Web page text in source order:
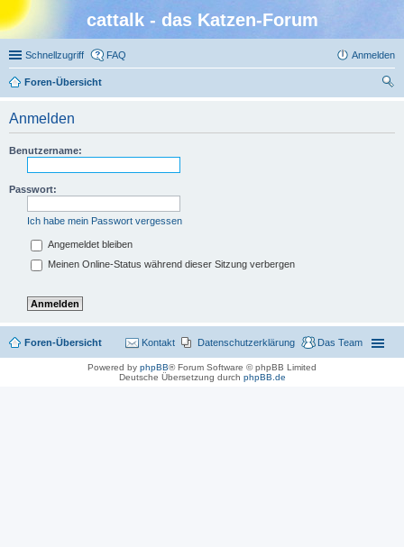
cattalk - das Katzen-Forum
Schnellzugriff FAQ Anmelden
Foren-Übersicht
Anmelden
Benutzername:
Passwort:
Ich habe mein Passwort vergessen
Angemeldet bleiben
Meinen Online-Status während dieser Sitzung verbergen
Foren-Übersicht Das Team
Datenschutzerklärung
Kontakt
Powered by phpBB® Forum Software © phpBB Limited
Deutsche Übersetzung durch phpBB.de